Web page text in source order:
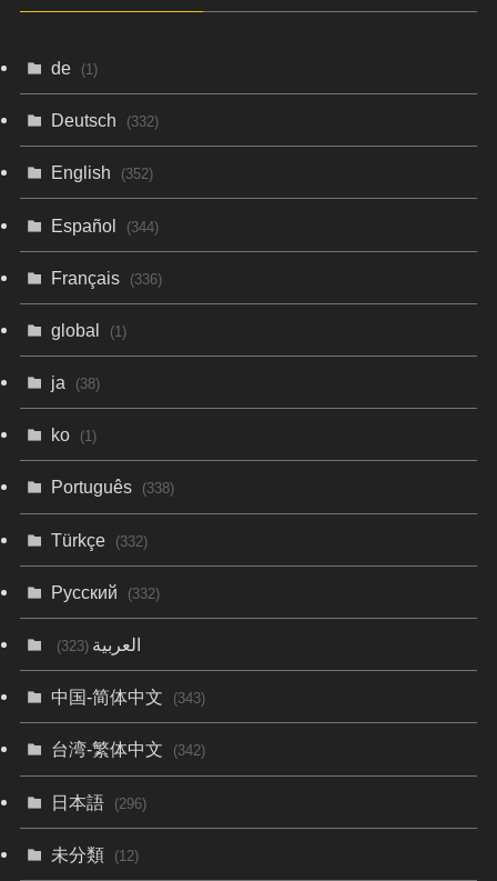
de (1)
Deutsch (332)
English (352)
Español (344)
Français (336)
global (1)
ja (38)
ko (1)
Português (338)
Türkçe (332)
Русский (332)
العربية(323)
中国-简体中文 (343)
台湾-繁体中文 (342)
日本語 (296)
未分類 (12)